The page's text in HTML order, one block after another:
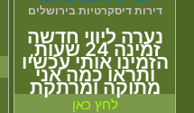
דירות דיסקרטיות בירושלים
נערה ליווי חדשה
זמינה 24 שעות,
הזמינו אותי עכשיו
ותראו כמה אני
מתוקה ומרתקת
לחץ כאן